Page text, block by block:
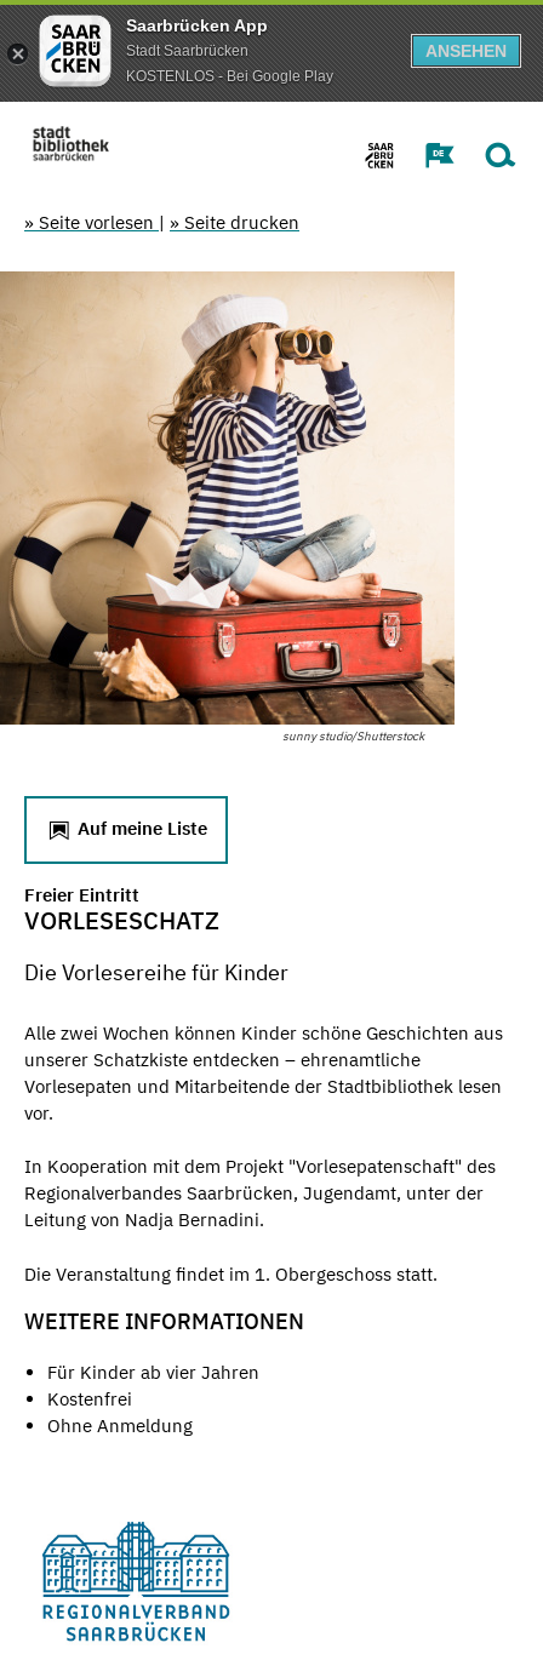
Saarbrücken App
Stadt Saarbrücken
KOSTENLOS - Bei Google Play
ANSEHEN
» Seite vorlesen | » Seite drucken
sunny studio/Shutterstock
Auf meine Liste
Freier Eintritt
VORLESESCHATZ
Die Vorlesereihe für Kinder
Alle zwei Wochen können Kinder schöne Geschichten aus
unserer Schatzkiste entdecken – ehrenamtliche
Vorlesepaten und Mitarbeitende der Stadtbibliothek lesen
vor.
In Kooperation mit dem Projekt "Vorlesepatenschaft" des
Regionalverbandes Saarbrücken, Jugendamt, unter der
Leitung von Nadja Bernadini.
Die Veranstaltung findet im 1. Obergeschoss statt.
WEITERE INFORMATIONEN
Für Kinder ab vier Jahren
Kostenfrei
Ohne Anmeldung